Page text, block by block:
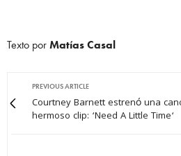
Texto porMatías Casal
PREVIOUS ARTICLE
Courtney Barnett estrenó una
hermoso clip: ‘Need A Little Time‘